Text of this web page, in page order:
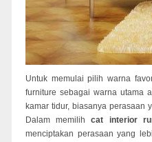
Untuk memulai pilih warna
furniture sebagai warna utama
kamar tidur, biasanya perasaan
Dalam memilihcat interior
menciptakan perasaan yang